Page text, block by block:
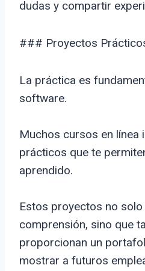
dudas y compartir
### Proyectos
La práctica es
software.
Muchos cursos en línea
prácticos que te
aprendido.
Estos proyectos no
comprensión, sino que
proporcionan un
mostrar a futuros